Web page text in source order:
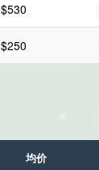
$530
$250
均价